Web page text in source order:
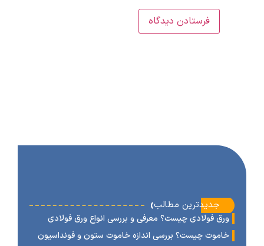
‹جدیدترین مطالب
فولادی چیست؟ معرفی و بررسی انواع ورق فولادی
چیست؟ بررسی اندازه خاموت ستون و فونداسیون